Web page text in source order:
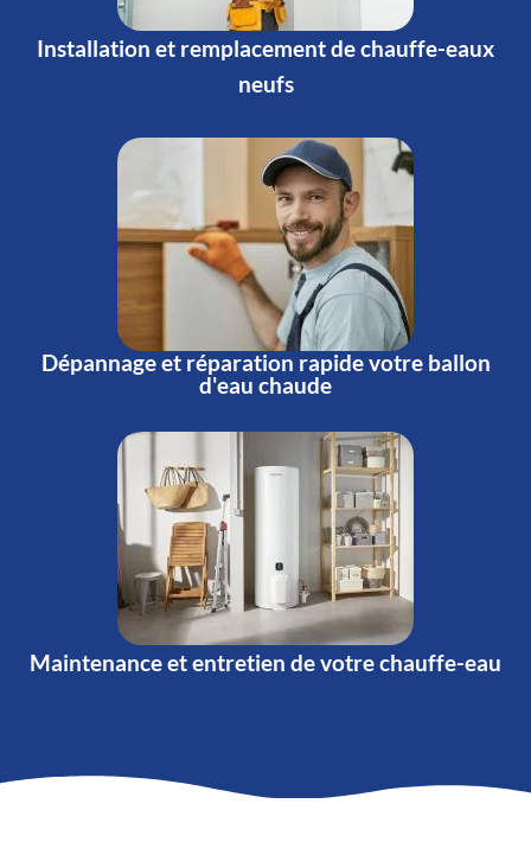
Installation et remplacement de chauffe-eaux
neufs
Dépannage et réparation rapide votre ballon
d'eau chaude
Maintenance et entretien de votre chauffe-eau